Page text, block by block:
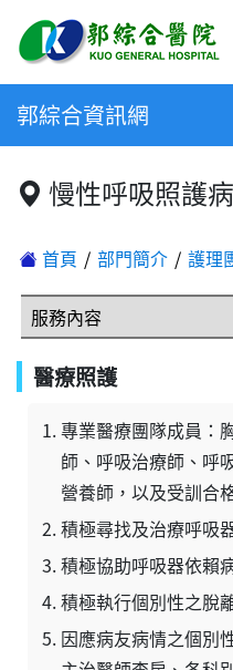
郭綜合資訊網
慢性呼吸照護
首頁 部門簡介 護理
醫療照護
專業醫療團隊成員：
師、呼吸治療師、呼
營養師，以及受訓合
積極尋找及治療呼吸
積極協助呼吸器依賴
積極執行個別性之脫
因應病友病情之個別